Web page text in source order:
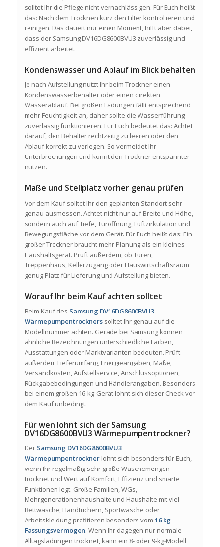
solltet Ihr die Pflege nicht vernachlässigen. Für Euch heißt
das: Nach dem Trocknen kurz den Filter kontrollieren und
reinigen. Das dauert nur einen Moment, hilft aber dabei,
dass der Samsung DV16DG8600BVU3 zuverlässig und
effizient arbeitet.
Kondenswasser und Ablauf im Blick behalten
Je nach Aufstellung nutzt Ihr beim Trockner einen
Kondenswasserbehälter oder einen direkten
Wasserablauf. Bei großen Ladungen fällt entsprechend
mehr Feuchtigkeit an, daher sollte die Wasserführung
zuverlässig funktionieren. Für Euch bedeutet das: Achtet
darauf, den Behälter rechtzeitig zu leeren oder den
Ablauf korrekt zu verlegen. So vermeidet Ihr
Unterbrechungen und könnt den Trockner entspannter
nutzen.
Maße und Stellplatz vorher genau prüfen
Vor dem Kauf solltet Ihr den geplanten Standort sehr
genau ausmessen. Achtet nicht nur auf Breite und Höhe,
sondern auch auf Tiefe, Türöffnung, Luftzirkulation und
Bewegungsfläche vor dem Gerät. Für Euch heißt das: Ein
großer Trockner braucht mehr Planung als ein kleines
Haushaltsgerät. Prüft außerdem, ob Türen,
Treppenhaus, Kellerzugang oder Hauswirtschaftsraum
genug Platz für Lieferung und Aufstellung bieten.
Worauf Ihr beim Kauf achten solltet
Beim Kauf des Samsung DV16DG8600BVU3
Wärmepumpentrocknerssolltet Ihr genau auf die
Modellnummer achten. Gerade bei Samsung können
ähnliche Bezeichnungen unterschiedliche Farben,
Ausstattungen oder Marktvarianten bedeuten. Prüft
außerdem Lieferumfang, Energieangaben, Maße,
Versandkosten, Aufstellservice, Anschlussoptionen,
Rückgabebedingungen und Händlerangaben. Besonders
bei einem großen 16-kg-Gerät lohnt sich dieser Check vor
dem Kauf unbedingt.
Für wen lohnt sich der Samsung
DV16DG8600BVU3 Wärmepumpentrockner?
Der Samsung DV16DG8600BVU3
Wärmepumpentrocknerlohnt sich besonders für Euch,
wenn Ihr regelmäßig sehr große Wäschemengen
trocknet und Wert auf Komfort, Effizienz und smarte
Funktionen legt. Große Familien, WGs,
Mehrgenerationenhaushalte und Haushalte mit viel
Bettwäsche, Handtüchern, Sportwäsche oder
Arbeitskleidung profitieren besonders vom 16 kg
Fassungsvermögen. Wenn Ihr dagegen nur normale
Alltagsladungen trocknet, kann ein 8- oder 9-kg-Modell